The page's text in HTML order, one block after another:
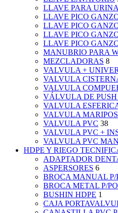
LLAVE PARA
LLAVE PICO
LLAVE PICO
LLAVE PICO
LLAVE PICO
MANUBRIO PARA
MEZCLADORAS 8
VALVULA +
VALVULA
VALVULA
VÁLVULA DE PUSH
VALVULA
VALVULA
VALVULA PVC 38
VALVULA PVC +
VALVULA PVC
HDPE Y RIEGO
ADAPTADOR
ASPERSORES 6
BROCA MANUAL P/
BROCA METAL P/
BUSHIN HDPE 1
CAJA